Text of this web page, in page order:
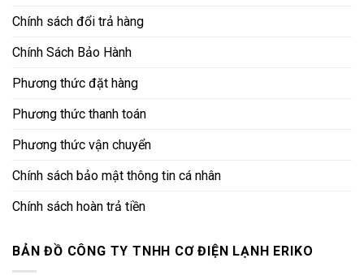
Chính sách đổi trả hàng
Chính Sách Bảo Hành
Phương thức đặt hàng
Phương thức thanh toán
Phương thức vận chuyển
Chính sách bảo mật thông tin cá nhân
Chính sách hoàn trả tiền
BẢN ĐỒ CÔNG TY TNHH CƠ ĐIỆN LẠNH ERIKO